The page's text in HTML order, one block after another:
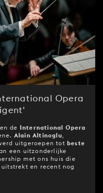
Opera
de International Opera
Alain Altinoglu,
uitgeroepen tot beste
een uitzonderlijke
met ons huis die
en recent nog